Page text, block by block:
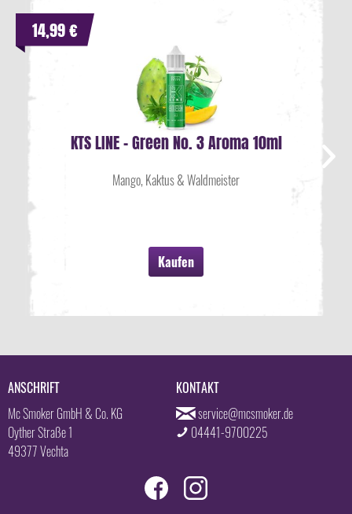
KTS LINE - Green No. 3 Aroma 10ml
Mango, Kaktus & Waldmeister
Kaufen
14,99 €
ANSCHRIFT
Mc Smoker GmbH & Co. KG
Oyther Straße 1
49377 Vechta
KONTAKT
service@mcsmoker.de
04441-9700225